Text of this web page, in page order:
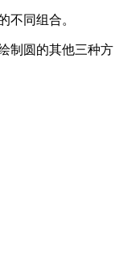
不同组合。
制圆的其他三种方